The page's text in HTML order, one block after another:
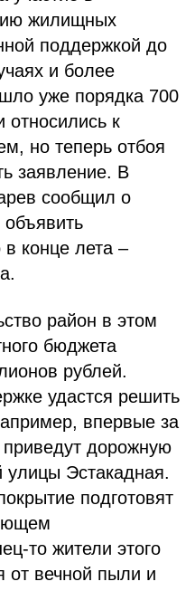
жилищных
поддержкой до
и более
уже порядка 700
к
но теперь отбоя
заявление. В
сообщил о
конце лета –
район в этом
бюджета
рублей.
удастся решить
впервые за
дорожную
улицы Эстакадная.
подготовят
то жители этого
от вечной пыли и